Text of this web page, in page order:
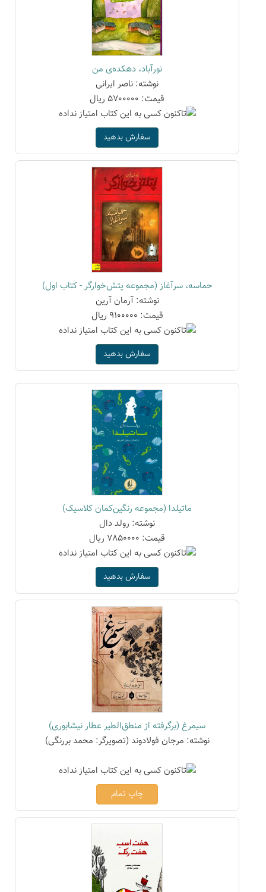
نورآباد، دهکده‌ی من
نوشته: ناصر ایرانی
قیمت: 5700000 ریال
سفارش بدهید
حماسه، سرآغاز (مجموعه پتش‌خوارگر - کتاب اول)
نوشته: آرمان آرین
قیمت: 9100000 ریال
سفارش بدهید
ماتیلدا (مجموعه رنگین‌کمان کلاسیک)
نوشته: رولد دال
قیمت: 7850000 ریال
سفارش بدهید
سیمرغ (برگرفته از منطق‌الطیر عطار نیشابوری)
نوشته: مرجان فولادوند (تصویرگر: محمد بررنگی)
چاپ تمام